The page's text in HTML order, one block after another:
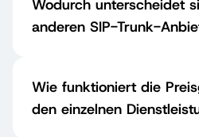
Wodurch unterscheidet
anderen SIP-Trunk-
Wie funktioniert die
den einzelnen